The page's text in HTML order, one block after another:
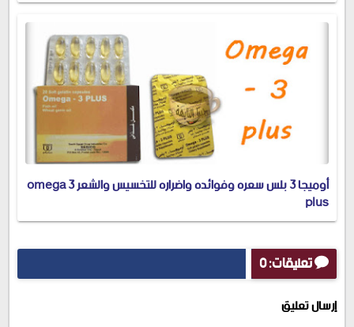
أوميجا 3 بلس سعره وفوائده واضراره للتخسيس والشعر omega 3
plus
تعليقات: 0
إرسال تعليق